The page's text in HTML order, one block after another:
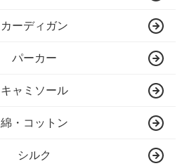
カーディガン
パーカー
キャミソール
綿・コットン
シルク